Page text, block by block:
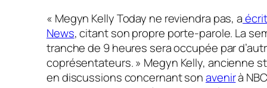
« Megyn Kelly Today ne reviendra pas, a
News, citant son propre porte-parole. La
tranche de 9 heures sera occupée par
coprésentateurs. » Megyn Kelly, ancienne
en discussions concernant sonavenirà